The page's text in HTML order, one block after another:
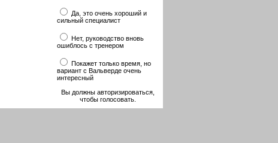
Да, это очень хороший и
сильный специалист
Нет, руководство вновь
ошиблось с тренером
Покажет только время, но
вариант с Вальверде очень
интересный
Вы должны авторизироваться,
чтобы голосовать.